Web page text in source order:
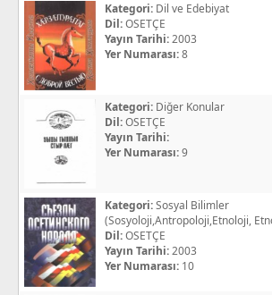
Kategori: Dil ve Edebiyat
Dil:OSETÇE
Yayın Tarihi:2003
Yer Numarası:8
Kategori: Diğer Konular
Dil:OSETÇE
Yayın Tarihi:
Yer Numarası:9
Kategori:Sosyal Bilimler
(Sosyoloji,Antropoloji,Etnoloji,
Dil:OSETÇE
Yayın Tarihi:2003
Yer Numarası: 10